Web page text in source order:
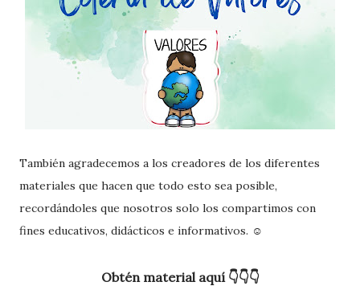
También agradecemos a los creadores de los diferentes
materiales que hacen que todo esto sea posible,
recordándoles que nosotros solo los compartimos con
fines educativos, didácticos e informativos. ☺️
Obtén material aquí 👇👇👇